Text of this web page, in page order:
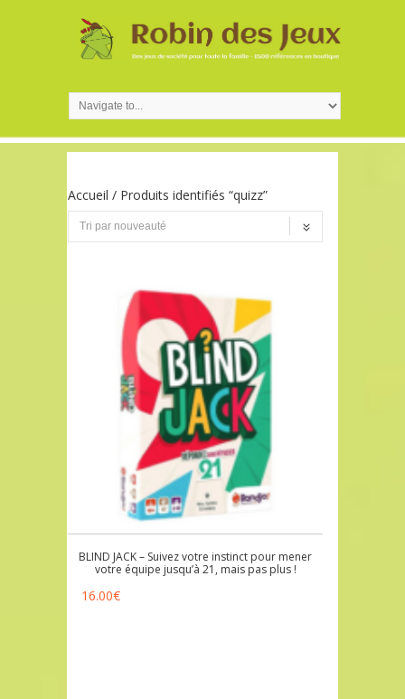
Accueil / Produits identifiés “quizz”
BLIND JACK – Suivez votre instinct pour mener
votre équipe jusqu’à 21, mais pas plus !
16.00€